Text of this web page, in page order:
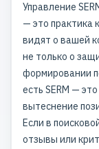
Управление
— это практика
видят о вашей
не только о
формировании
есть SERM —
вытеснение
Если в
отзывы или